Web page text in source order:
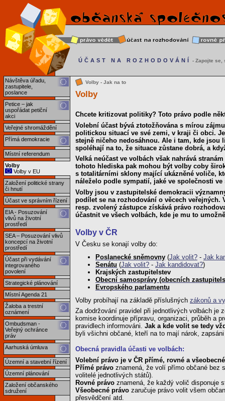
Návštěva úřadu,
zastupitele,
poslance
Petice – jak
uspořádat petiční
akci
Veřejné shromáždění
Přímá demokracie
Místní referendum
Volby
Volby v EU
Založení politické strany
či hnutí
Účast ve správním řízení
EIA - Posuzování
vlivů na životní
prostředí
SEA – Posuzování vlivů
koncepcí na životní
prostředí
Účast při vydávání
integrovaného
povolení
Strategické plánování
Místní Agenda 21
Žaloba a trestní
oznámení
Ombudsman -
Veřejný ochránce
práv
Aarhuská úmluva
Územní a stavební řízení
Územní plánování
Založení občanského
sdružení
ÚČAST NA ROZHODOVÁNÍ - Zapojte se,
Volby - Jak na to
Volby
Chcete kritizovat politiky? Toto právo podle
Volební účast bývá ztotožňována s mírou
politickou situací ve své zemi, v kraji či obci.
stejně ničeho nedosáhnou. Ale i tam, kde jsou
spoléhají na to, že situace zůstane dobrá, a
Velká neúčast ve volbách však nahrává
tohoto hlediska pak mohou být volby coby
s totalitárními sklony mající ukázněné voliče,
náleželo podle sympatií, jaké ve společnosti
Volby jsou v zastupitelské demokracii
podílet se na rozhodování o věcech veřejných.
resp. zvolený zástupce získává právo
účastnit ve všech volbách, kde je mu to
Volby v ČR
V Česku se konají volby do:
Poslanecké sněmovny (Jak volit? - Jak
Senátu (Jak volit? - Jak kandidovat?)
Krajských zastupitelstev
Obecní samosprávy (obecních
Evropského parlamentu
Volby probíhají na základě příslušných zákonů a
Za dodržování pravidel při jednotlivých volbách je
komise koordinuje přípravu, organizaci, průběh a
pravidlech informováni. Jak a kde volit se tedy
byli všichni občané, kteří na to mají nárok,
Obecná pravidla účasti ve volbách:
Volební právo je v ČR přímé, rovné a všeobecné
Přímé právo znamená, že volí přímo občané bez
volitelé jednotlivých států).
Rovné právo znamená, že každý volič disponuje
Všeobecné právo zaručuje právo volit všem
přesvědčení atd.